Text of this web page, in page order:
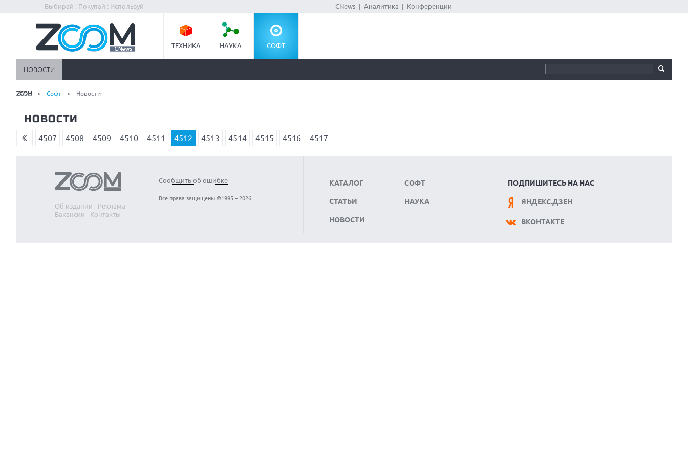
Выбирай : Покупай : Используй CNews Аналитика Конференции
ТЕХНИКА НАУКА СОФТ
НОВОСТИ
Софт Новости
НОВОСТИ
4507 4508 4509 4510 4511 4512 4513 4514 4515 4516 4517
Об издании
Реклама
Вакансии
Контакты
Сообщить об ошибке
Все права защищены ©1995 – 2026
КАТАЛОГ
СТАТЬИ
НОВОСТИ
СОФТ
НАУКА
ПОДПИШИТЕСЬ НА НАС
ЯНДЕКС.ДЗЕН
ВКОНТАКТЕ